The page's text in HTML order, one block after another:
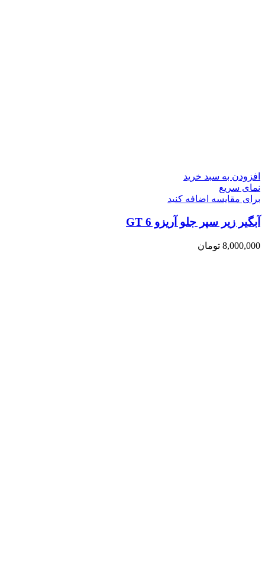
افزودن به سبد خرید
نمای سریع
برای مقایسه اضافه کنید
آبگیر زیر سپر جلو آریزو 6 GT
8,000,000 تومان